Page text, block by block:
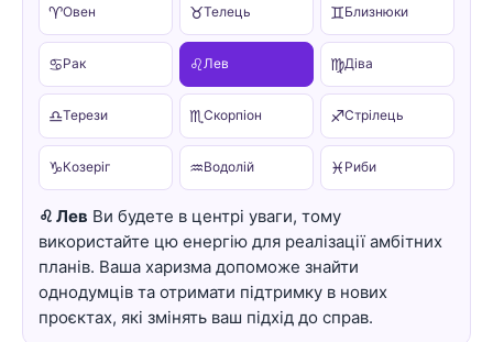
♈Овен ♉Телець ♊Близнюки
♋Рак ♌Лев ♍Діва
♎Терези ♏Скорпіон ♐Стрілець
♑Козеріг ♒Водолій ♓ Риби
♌ Лев Ви будете в центрі уваги, тому
використайте цю енергію для реалізації амбітних
планів. Ваша харизма допоможе знайти
однодумців та отримати підтримку в нових
проєктах, які змінять ваш підхід до справ.